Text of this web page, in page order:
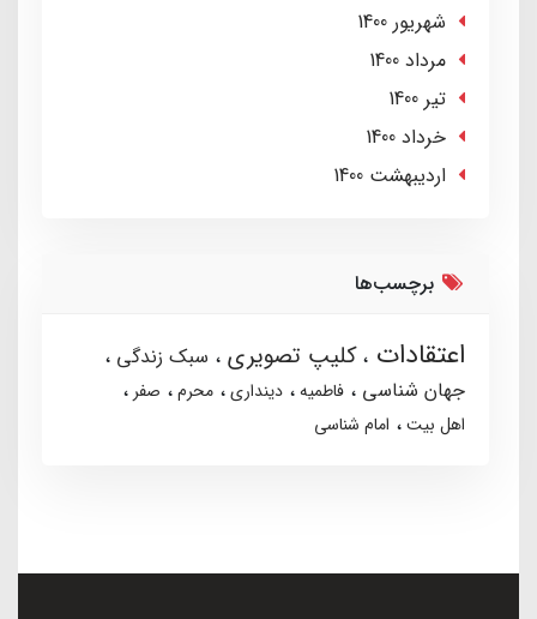
شهریور 1400
مرداد 1400
تير 1400
خرداد 1400
ارديبهشت 1400
برچسب‌ها
اعتقادات کلیپ تصویری
سبک زندگی
جهان شناسی
فاطمیه دینداری محرم
صفر
اهل بیت
امام شناسی